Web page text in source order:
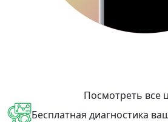
Посмотреть все
Бесплатная диагностика